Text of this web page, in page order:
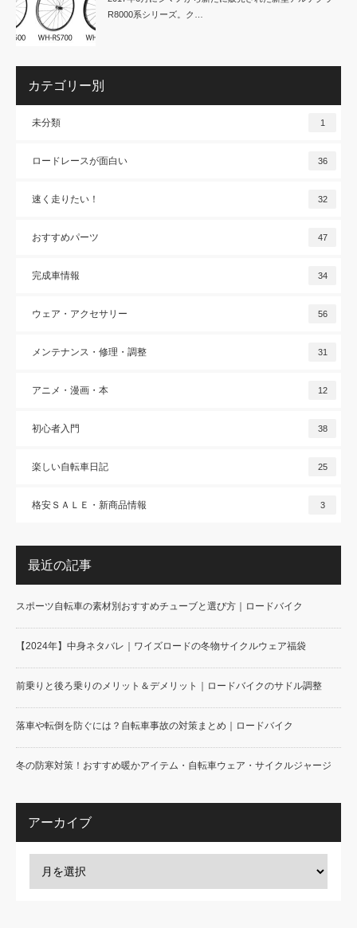
R8000系シリーズ。ク…
カテゴリー別
未分類 1
ロードレースが面白い 36
速く走りたい！ 32
おすすめパーツ 47
完成車情報 34
ウェア・アクセサリー 56
メンテナンス・修理・調整 31
アニメ・漫画・本 12
初心者入門 38
楽しい自転車日記 25
格安ＳＡＬＥ・新商品情報 3
最近の記事
スポーツ自転車の素材別おすすめチューブと選び方｜ロードバイク
【2024年】中身ネタバレ｜ワイズロードの冬物サイクルウェア福袋
前乗りと後ろ乗りのメリット＆デメリット｜ロードバイクのサドル調整
落車や転倒を防ぐには？自転車事故の対策まとめ｜ロードバイク
冬の防寒対策！おすすめ暖かアイテム・自転車ウェア・サイクルジャージ
アーカイブ